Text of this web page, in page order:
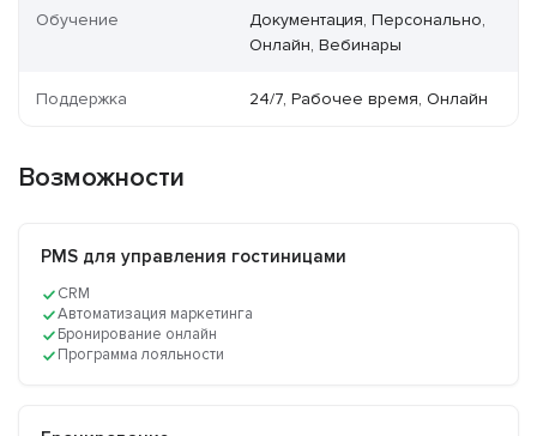
Обучение
Документация, Персонально,
Онлайн, Вебинары
Поддержка 24/7, Рабочее время, Онлайн
Возможности
PMS для управления гостиницами
CRM
Автоматизация маркетинга
Бронирование онлайн
Программа лояльности